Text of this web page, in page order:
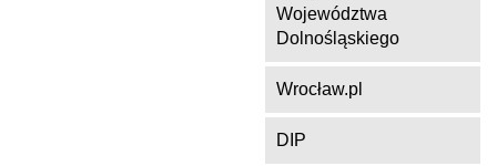
Województwa
Dolnośląskiego
Wrocław.pl
DIP